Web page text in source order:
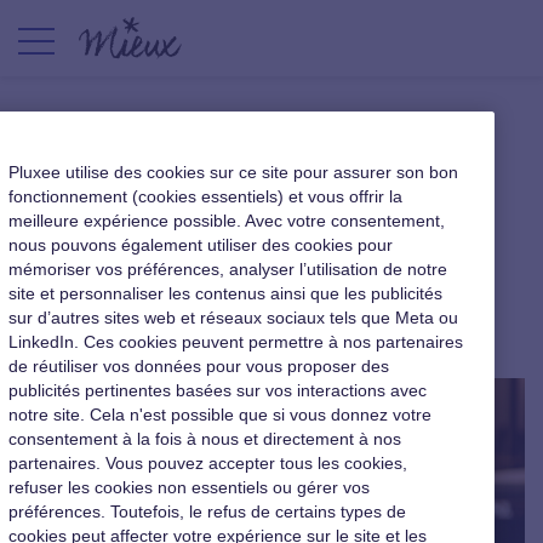
[Livre blanc] Comment
construire une politique
salariale efficace dans une
petite entreprise ?
Le cahier du dirigeant|27 octobre 2025
Pluxee utilise des cookies sur ce site pour assurer son bon
fonctionnement (cookies essentiels) et vous offrir la
meilleure expérience possible. Avec votre consentement,
nous pouvons également utiliser des cookies pour
mémoriser vos préférences, analyser l’utilisation de notre
site et personnaliser les contenus ainsi que les publicités
sur d’autres sites web et réseaux sociaux tels que Meta ou
LinkedIn. Ces cookies peuvent permettre à nos partenaires
de réutiliser vos données pour vous proposer des
publicités pertinentes basées sur vos interactions avec
notre site. Cela n'est possible que si vous donnez votre
consentement à la fois à nous et directement à nos
partenaires. Vous pouvez accepter tous les cookies,
refuser les cookies non essentiels ou gérer vos
préférences. Toutefois, le refus de certains types de
cookies peut affecter votre expérience sur le site et les